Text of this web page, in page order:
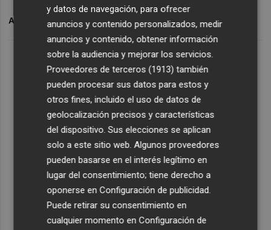
ARCHIVADO EN HÉCTOR ILLUECA PODEM
y datos de navegación, para ofrecer
anuncios y contenido personalizados, medir
anuncios y contenido, obtener información
sobre la audiencia y mejorar los servicios.
Proveedores de terceros (1913) también
pueden procesar sus datos para estos y
otros fines, incluido el uso de datos de
geolocalización precisos y características
del dispositivo. Sus elecciones se aplican
solo a este sitio web. Algunos proveedores
pueden basarse en el interés legítimo en
lugar del consentimiento; tiene derecho a
oponerse enConfiguración de publicidad.
Puede retirar su consentimiento en
cualquier momento enConfiguración de